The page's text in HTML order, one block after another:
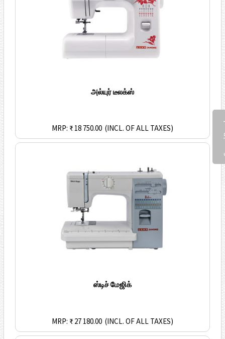
அல்யுர் டீலக்ஸ்
MRP: ₹ 18 750.00 (INCL. OF ALL TAXES)
ஸ்டிச் மேஜிக்
MRP: ₹ 27 180.00 (INCL. OF ALL TAXES)